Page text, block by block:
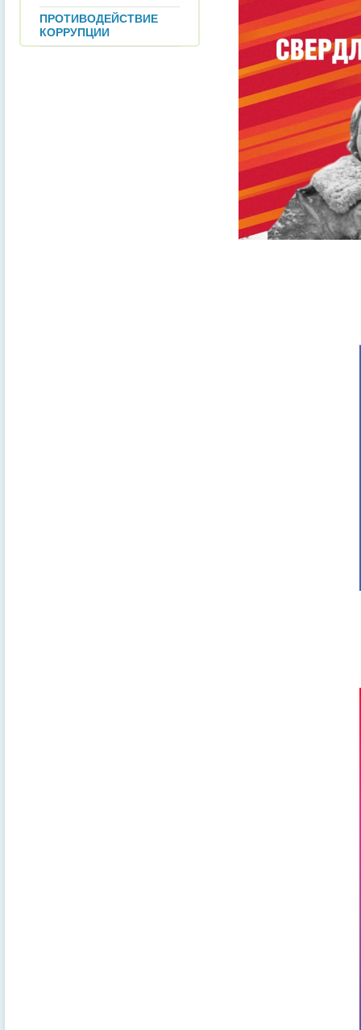
ПРОТИВОДЕЙСТВИЕ
КОРРУПЦИИ